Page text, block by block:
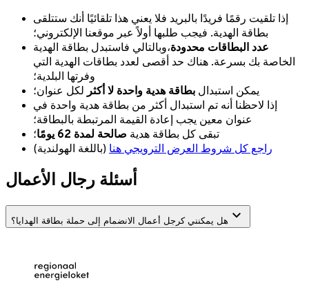
إذا تلقيت رقمًا فريدًا بالبريد فلا يعني هذا تلقائيًا أنك ستتلقى
بطاقة الهدية. فيجب طلبها أولاً عبر موقعنا الإلكتروني؛
عدد البطاقات محدودة،وبالتالي فاستبدل بطاقة الهدية
الخاصة بك بسرعة. هناك حد أقصى لعدد بطاقات الهدية التي
وفرتها البلدية؛
يمكن استبدال بطاقة هدية واحدة لا أكثرلكل عنوان؛
إذا لاحظنا أنه تم استبدال أكثر من بطاقة هدية واحدة في
عنوان معين يجب إعادة القيمة المرتبطة بالبطاقة؛
تبقى كل بطاقة هدية صالحة لمدة 62 يومًا
؛
راجع كل شروط العرض الترويجي هنا (باللغة الهولندية)
أسئلة رجال الأعمال
هل يمكنني كرجل أعمال الانضمام إلى حملة بطاقة الهدايا؟